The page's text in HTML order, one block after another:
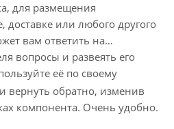
складе.
срок доставки – 1-2
ожидания заказа в
до 10 дней
по доставке
для размещения
или любого другого
вам ответить на
вопросы и развеять его
её по своему
вернуть обратно, изменив
компонента. Очень удобно.